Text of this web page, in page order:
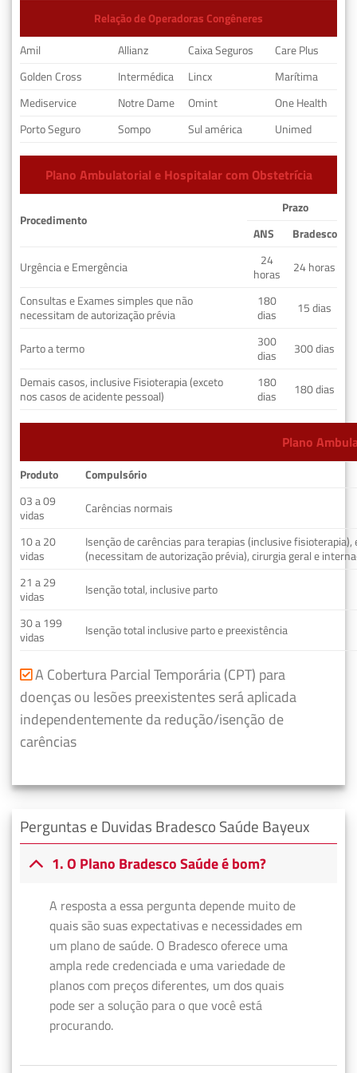
Relação de Operadoras Congêneres
Amil
Allianz Caixa Seguros
Care Plus
Golden Cross
Intermédica Lincx
Marítima
Mediservice
Notre Dame Omint
One Health
Porto Seguro
Sompo Sul américa Unimed
Plano Ambulatorial e Hospitalar com Obstetrícia
Procedimento
Prazo
ANS
Bradesco
Urgência e Emergência
24
horas
24 horas
Consultas e Exames simples que não
necessitam de autorização prévia
180
dias
15 dias
Parto a termo
300
dias
300 dias
Demais casos, inclusive Fisioterapia (exceto
nos casos de acidente pessoal)
180
dias
180 dias
Plano
Produto
Compulsório
03 a 09
vidas
Carências normais
10 a 20
vidas
Isenção de carências para terapias (inclusive fisioterapia),
(necessitam de autorização prévia), cirurgia geral e
21 a 29
vidas
Isenção total, inclusive parto
30 a 199
vidas
Isenção total inclusive parto e preexistência
A Cobertura Parcial Temporária (CPT) para
doenças ou lesões preexistentes será aplicada
independentemente da redução/isenção de
carências
Perguntas e Duvidas Bradesco Saúde Bayeux
1. O Plano Bradesco Saúde é bom?
A resposta a essa pergunta depende muito de
quais são suas expectativas e necessidades em
um plano de saúde. O Bradesco oferece uma
ampla rede credenciada e uma variedade de
planos com preços diferentes, um dos quais
pode ser a solução para o que você está
procurando.